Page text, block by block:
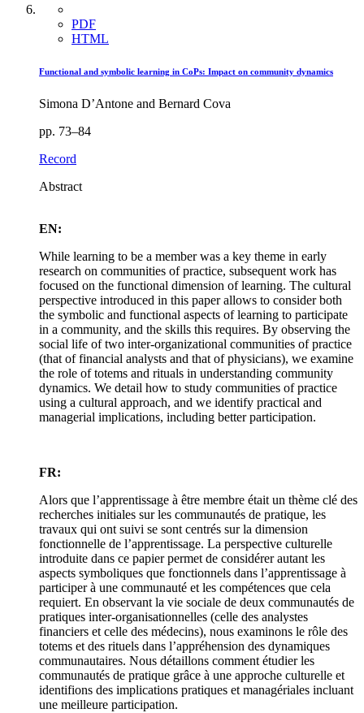
PDF
HTML
Functional and symbolic learning in CoPs: Impact on community dynamics
Simona D’Antone and Bernard Cova
pp. 73–84
Record
Abstract
EN:
While learning to be a member was a key theme in early
research on communities of practice, subsequent work has
focused on the functional dimension of learning. The cultural
perspective introduced in this paper allows to consider both
the symbolic and functional aspects of learning to participate
in a community, and the skills this requires. By observing the
social life of two inter-organizational communities of practice
(that of financial analysts and that of physicians), we examine
the role of totems and rituals in understanding community
dynamics. We detail how to study communities of practice
using a cultural approach, and we identify practical and
managerial implications, including better participation.
FR:
Alors que l’apprentissage à être membre était un thème clé des
recherches initiales sur les communautés de pratique, les
travaux qui ont suivi se sont centrés sur la dimension
fonctionnelle de l’apprentissage. La perspective culturelle
introduite dans ce papier permet de considérer autant les
aspects symboliques que fonctionnels dans l’apprentissage à
participer à une communauté et les compétences que cela
requiert. En observant la vie sociale de deux communautés de
pratiques inter-organisationnelles (celle des analystes
financiers et celle des médecins), nous examinons le rôle des
totems et des rituels dans l’appréhension des dynamiques
communautaires. Nous détaillons comment étudier les
communautés de pratique grâce à une approche culturelle et
identifions des implications pratiques et managériales incluant
une meilleure participation.